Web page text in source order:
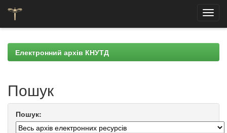
navigationЕлектронний архів КНУТД
Пошук
Пошук: